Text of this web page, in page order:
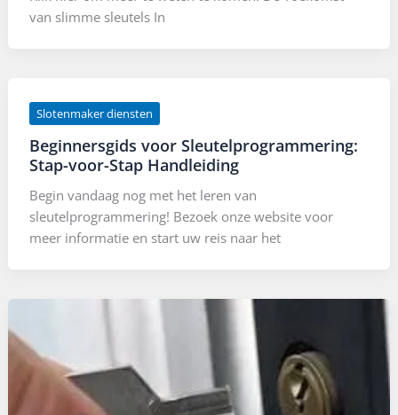
van slimme sleutels In
Slotenmaker diensten
Beginnersgids voor Sleutelprogrammering:
Stap-voor-Stap Handleiding
Begin vandaag nog met het leren van
sleutelprogrammering! Bezoek onze website voor
meer informatie en start uw reis naar het